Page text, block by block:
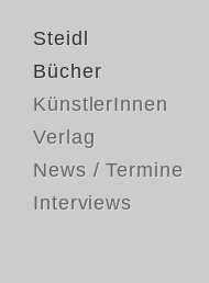
Steidl
Bücher
KünstlerInnen
Verlag
News / Termine
Interviews